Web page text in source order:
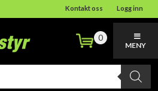
Kontakt oss Logg inn
0
MENY